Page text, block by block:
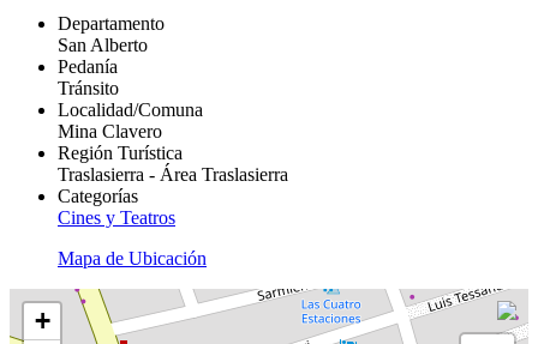
Departamento
San Alberto
Pedanía
Tránsito
Localidad/Comuna
Mina Clavero
Región Turística
Traslasierra - Área Traslasierra
Categorías
Cines y Teatros
Mapa de Ubicación
+